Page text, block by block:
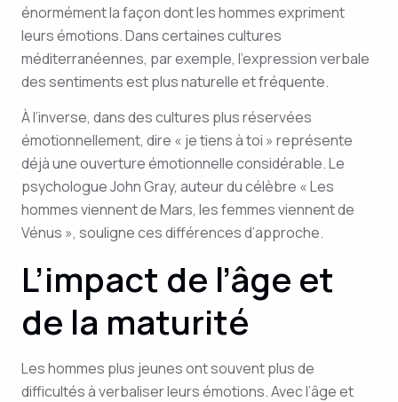
énormément la façon dont les hommes expriment
leurs émotions. Dans certaines cultures
méditerranéennes, par exemple, l’expression verbale
des sentiments est plus naturelle et fréquente.
À l’inverse, dans des cultures plus réservées
émotionnellement, dire « je tiens à toi » représente
déjà une ouverture émotionnelle considérable. Le
psychologue John Gray, auteur du célèbre « Les
hommes viennent de Mars, les femmes viennent de
Vénus », souligne ces différences d’approche.
L’impact de l’âge et
de la maturité
Les hommes plus jeunes ont souvent plus de
difficultés à verbaliser leurs émotions. Avec l’âge et